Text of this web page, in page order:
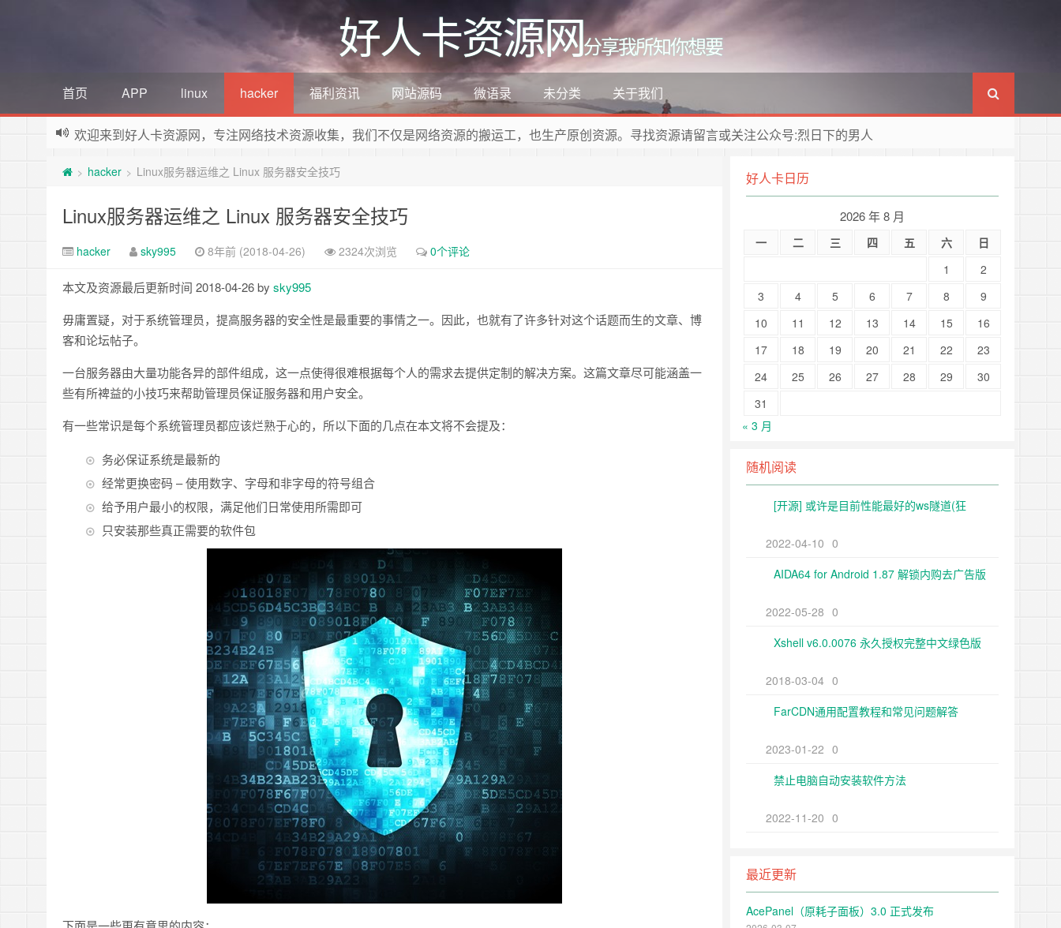
好人卡资源网分享我所知你想要
首页 APP linux hacker 福利资讯 网站源码 微语录 未分类 关于我们
欢迎来到好人卡资源网，专注网络技术资源收集，我们不仅是网络资源的搬运工，也生产原创资源。寻找资源请留言或关注公众号:烈日下的男人
> hacker > Linux服务器运维之 Linux 服务器安全技巧
Linux服务器运维之 Linux 服务器安全技巧
hacker sky995 8年前 (2018-04-26) 2324次浏览 0个评论
本文及资源最后更新时间 2018-04-26 by sky995
毋庸置疑，对于系统管理员，提高服务器的安全性是最重要的事情之一。因此，也就有了许多针对这个话题而生的文章、博
客和论坛帖子。
一台服务器由大量功能各异的部件组成，这一点使得很难根据每个人的需求去提供定制的解决方案。这篇文章尽可能涵盖一
些有所裨益的小技巧来帮助管理员保证服务器和用户安全。
有一些常识是每个系统管理员都应该烂熟于心的，所以下面的几点在本文将不会提及：
务必保证系统是最新的
经常更换密码 – 使用数字、字母和非字母的符号组合
给予用户最小的权限，满足他们日常使用所需即可
只安装那些真正需要的软件包
好人卡日历
2026 年 8 月
一 二 三 四 五 六
日
1
2
3
4 5 6 7 8
9
10
11 12 13 14 15
16
17
18 19 20 21 22
23
24
25 26 27 28 29
30
31
« 3 月
随机阅读
[开源] 或许是目前性能最好的ws隧道(狂
2022-04-10 0
AIDA64 for Android 1.87 解锁内购去广告版
2022-05-28 0
Xshell v6.0.0076 永久授权完整中文绿色版
2018-03-04 0
FarCDN通用配置教程和常见问题解答
2023-01-22 0
禁止电脑自动安装软件方法
2022-11-20 0
最近更新
AcePanel（原耗子面板）3.0 正式发布